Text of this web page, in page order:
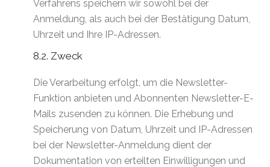
Verfahrens speichern wir sowohl bei der
Anmeldung, als auch bei der Bestätigung Datum,
Uhrzeit und Ihre IP-Adressen.
8.2. Zweck
Die Verarbeitung erfolgt, um die Newsletter-
Funktion anbieten und Abonnenten Newsletter-E-
Mails zusenden zu können. Die Erhebung und
Speicherung von Datum, Uhrzeit und IP-Adressen
bei der Newsletter-Anmeldung dient der
Dokumentation von erteilten Einwilligungen und